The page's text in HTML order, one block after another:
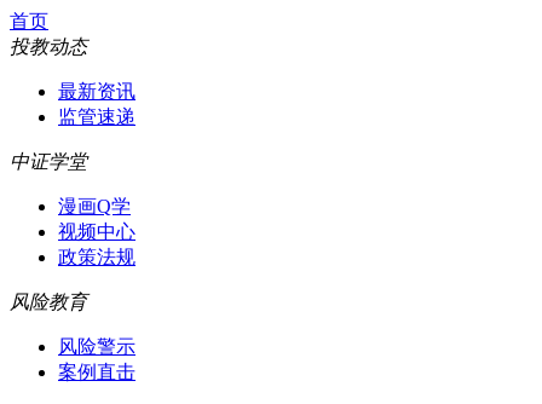
首页
投教动态
最新资讯
监管速递
中证学堂
漫画Q学
视频中心
政策法规
风险教育
风险警示
案例直击